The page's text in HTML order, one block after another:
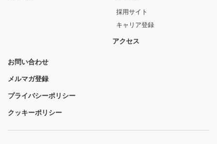
採用サイト
キャリア登録
アクセス
お問い合わせ
メルマガ登録
プライバシーポリシー
クッキーポリシー